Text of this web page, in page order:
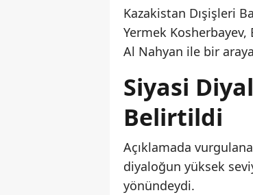
Kazakistan Dışişleri
Yermek
Al Nahyan ile bir
Siyasi
Belirtildi
Açıklamada
diyaloğun yüksek
yönündeydi.